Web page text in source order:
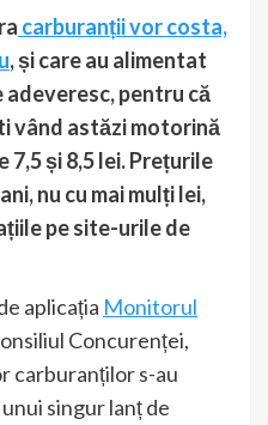
carburanții vor costa,
, și care au alimentat
adeveresc, pentru că
vând astăzi motorină
7,5 și 8,5 lei. Prețurile
nu cu mai mulți lei,
pe site-urile de
aplicația Monitorul
Concurenței,
carburanților s-au
singur lanț de